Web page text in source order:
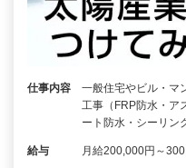
仕事内容
一般住宅やビル・マ
工事（FRP防水・ア
ート防水・シーリン
給与 月給200,000円～